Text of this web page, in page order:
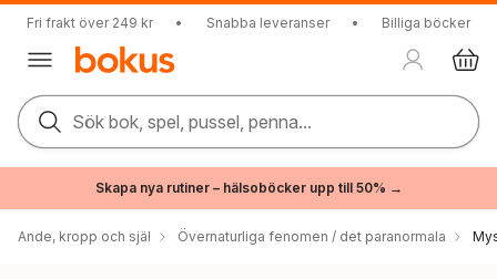
Fri frakt över 249 kr • Snabba leveranser • Billiga böcker
Sök bok, spel, pussel, penna...
Skapa nya rutiner – hälsoböcker upp till 50% →
Ande, kropp och själ Övernaturliga fenomen / det paranormala